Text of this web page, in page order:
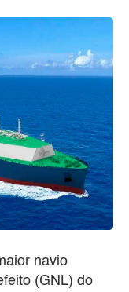
navio
(GNL) do